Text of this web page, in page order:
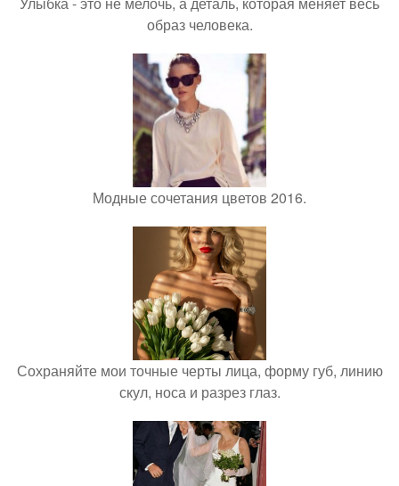
образ человека.
Модные сочетания цветов 2016.
Сохраняйте мои точные черты лица, форму губ, линию
скул, носа и разрез глаз.